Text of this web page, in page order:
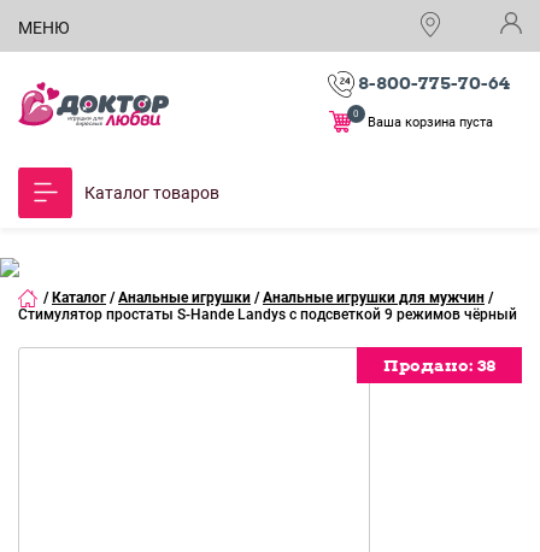
МЕНЮ
8-800-775-70-64
Ваша корзина пуста
0
Каталог товаров
/ Каталог / Анальные игрушки / Анальные игрушки для мужчин /
Стимулятор простаты S-Hande Landys с подсветкой 9 режимов чёрный
Продано: 38
Продано: 38
Продано: 38